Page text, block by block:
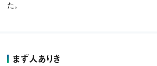
た。
まず人ありき